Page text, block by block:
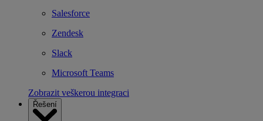
Salesforce
Zendesk
Slack
Microsoft Teams
Zobrazit veškerou integraci
Řešení